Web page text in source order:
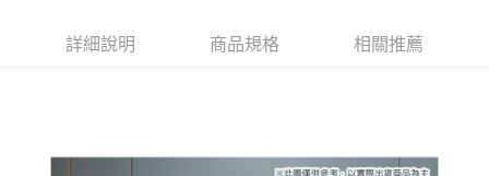
1.本服務係由「台灣大哥大股份有限公司」（以下簡稱本公司）所提供，讓
https://oppay.tw/userRule
ATM／網路銀行／等多元方式進行付款，方視為交易完成。
客戶支援中心」https://netprotections.freshdesk.com/support/home
每筆NT$300
黑貓貨到付款
詳細說明 商品規格 相關推薦